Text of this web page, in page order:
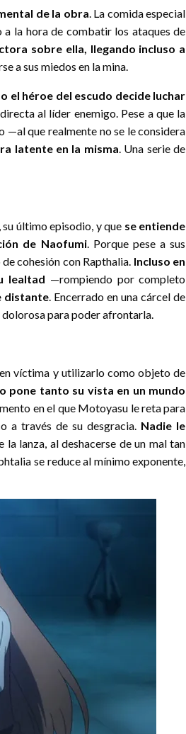
de la obra. La comida especial
a la hora de combatir los ataques de
sobre ella, llegando incluso a
a sus miedos en la mina.
el héroe del escudo decide luchar
al líder enemigo. Pese a que la
—al que realmente no se le considera
latente en la misma. Una serie de
último episodio, y que se entiende
de Naofumi. Porque pese a sus
cohesión con Rapthalia. Incluso en
lealtad —rompiendo por completo
distante. Encerrado en una cárcel de
dolorosa para poder afrontarla.
víctima y utilizarlo como objeto de
pone tanto su vista en un mundo
en el que Motoyasu le reta para
a través de su desgracia. Nadie le
lanza, al deshacerse de un mal tan
se reduce al mínimo exponente,